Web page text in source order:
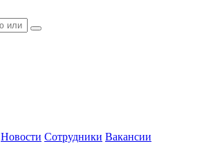
Новости Сотрудники Вакансии